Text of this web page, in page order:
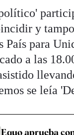
y
País para
a las
se leía
Equo aprueba